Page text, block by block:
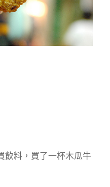
飲料，買了一杯木瓜牛